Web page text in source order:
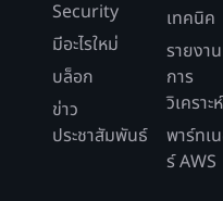
Security
มีอะไรใหม่
บล็อก
ข่าว
ประชาสัมพันธ์
เทคนิค
รายงาน
การ
วิเคราะห์
พาร์ทเ
ร์ AWS